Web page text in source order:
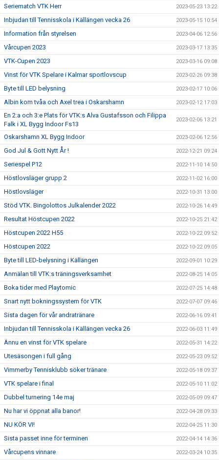
Seriematch VTK Herr 2023-05-23 13:22
Inbjudan till Tennisskola i Källängen vecka 26 2023-05-15 10:54
Information från styrelsen 2023-04-06 12:56
Vårcupen 2023 2023-03-17 13:35
VTK-Cupen 2023 2023-03-16 09:08
Vinst för VTK Spelare i Kalmar sportlovscup 2023-02-26 09:38
Byte till LED belysning 2023-02-17 10:06
Albin kom tvåa och Axel trea i Oskarshamn 2023-02-12 17:03
En 2:a och 3:e Plats för VTK:s Alva Gustafsson och Filippa
Falk i XL Bygg Indoor Fs13
2023-02-06 13:21
Oskarshamn XL Bygg Indoor 2023-02-06 12:56
God Jul & Gott Nytt År ! 2022-12-21 09:24
Seriespel P12 2022-11-10 14:50
Höstlovsläger grupp 2 2022-11-02 16:00
Höstlovsläger 2022-10-31 13:00
Stöd VTK. Bingolottos Julkalender 2022 2022-10-26 14:49
Resultat Höstcupen 2022 2022-10-25 21:42
Höstcupen 2022 H55 2022-10-22 09:52
Höstcupen 2022 2022-10-22 09:05
Byte till LED-belysning i Källängen 2022-09-01 10:29
Anmälan till VTK:s träningsverksamhet 2022-08-25 14:05
Boka tider med Playtomic 2022-07-25 14:48
Snart nytt bokningssystem för VTK 2022-07-07 09:46
Sista dagen för vår andratränare 2022-06-16 09:41
Inbjudan till Tennisskola i Källängen vecka 26 2022-06-03 11:49
Ännu en vinst för VTK spelare 2022-05-31 14:22
Utesäsongen i full gång 2022-05-23 09:52
Vimmerby Tennisklubb söker tränare 2022-05-18 09:37
VTK spelare i final 2022-05-10 11:02
Dubbel turnering 14e maj 2022-05-09 09:47
Nu har vi öppnat alla banor! 2022-04-28 09:33
NU KÖR VI! 2022-04-25 11:30
Sista passet inne för terminen 2022-04-14 14:36
Vårcupens vinnare 2022-03-24 10:35